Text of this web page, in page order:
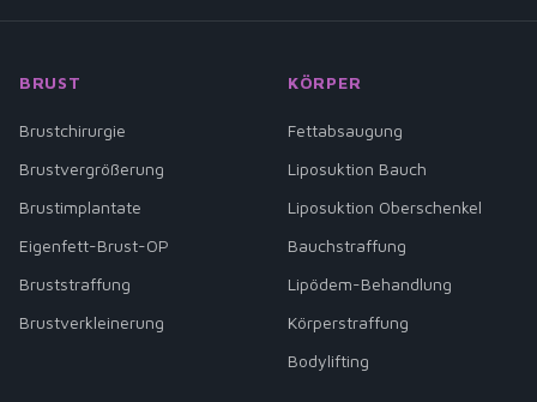
BRUST
Brustchirurgie
Brustvergrößerung
Brustimplantate
Eigenfett-Brust-OP
Bruststraffung
Brustverkleinerung
KÖRPER
Fettabsaugung
Liposuktion Bauch
Liposuktion Oberschenkel
Bauchstraffung
Lipödem-Behandlung
Körperstraffung
Bodylifting